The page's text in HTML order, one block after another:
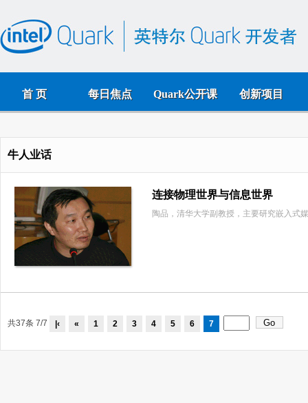
首 页 每日焦点 Quark公开课 创新项目
牛人业话
连接物理世界与信息世界
陶品，清华大学副教授，主要研究嵌入式
共37条 7/7 |‹ « 1 2 3 4 5 6 7